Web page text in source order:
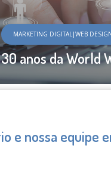
MARKETING DIGITAL|WEB
30 anos da World
e nossa equipe